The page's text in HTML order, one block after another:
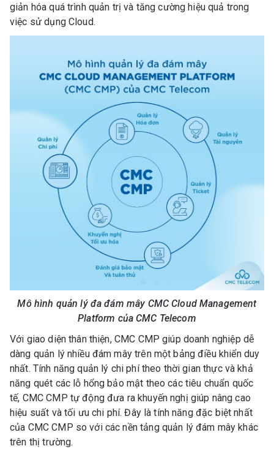
giản hóa quá trình quản trị và tăng cường hiệu quả trong
việc sử dụng Cloud.
Mô hình quản lý đa đám mây CMC Cloud Management
Platform của CMC Telecom
Với giao diện thân thiện, CMC CMP giúp doanh nghiệp dễ
dàng quản lý nhiều đám mây trên một bảng điều khiển duy
nhất. Tính năng quản lý chi phí theo thời gian thực và khả
năng quét các lỗ hổng bảo mật theo các tiêu chuẩn quốc
tế, CMC CMP tự động đưa ra khuyến nghị giúp nâng cao
hiệu suất và tối ưu chi phí. Đây là tính năng đặc biệt nhất
của CMC CMP so với các nền tảng quản lý đám mây khác
trên thị trường.